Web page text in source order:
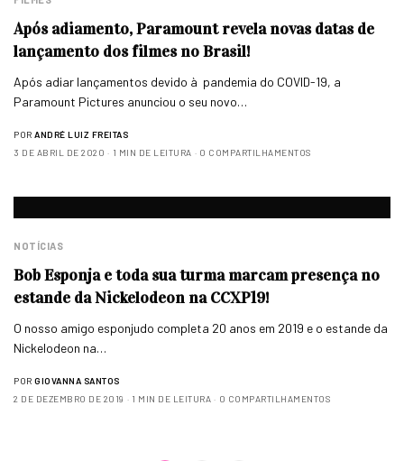
Após adiamento, Paramount revela novas datas de
lançamento dos filmes no Brasil!
Após adiar lançamentos devido à pandemia do COVID-19, a
Paramount Pictures anunciou o seu novo…
POR ANDRÉ LUIZ FREITAS
3 DE ABRIL DE 2020
1 MIN DE LEITURA 0 COMPARTILHAMENTOS
NOTÍCIAS
Bob Esponja e toda sua turma marcam presença no
estande da Nickelodeon na CCXP19!
O nosso amigo esponjudo completa 20 anos em 2019 e o estande da
Nickelodeon na…
POR GIOVANNA SANTOS
2 DE DEZEMBRO DE 2019
1 MIN DE LEITURA 0 COMPARTILHAMENTOS